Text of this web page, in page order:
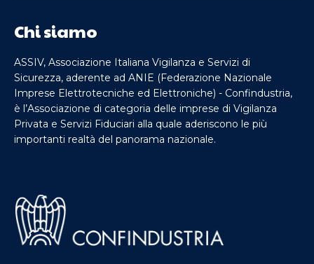
Chi siamo
ASSIV, Associazione Italiana Vigilanza e Servizi di
Sicurezza, aderente ad ANIE (Federazione Nazionale
Imprese Elettrotecniche ed Elettroniche) - Confindustria,
è l’Associazione di categoria delle imprese di Vigilanza
Privata e Servizi Fiduciari alla quale aderiscono le più
importanti realtà del panorama nazionale.